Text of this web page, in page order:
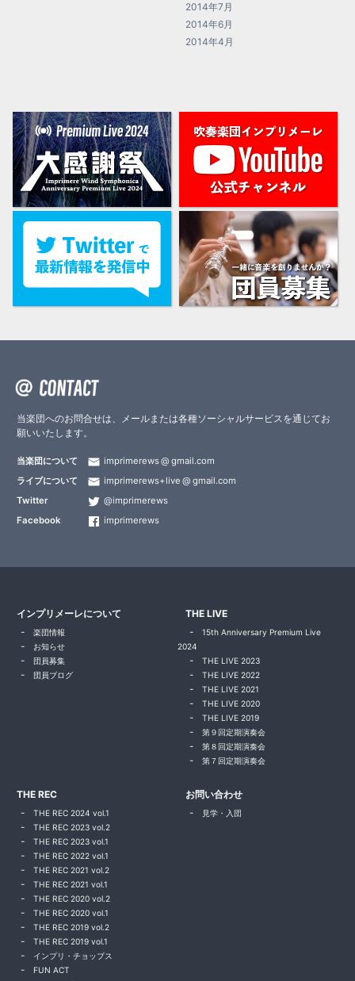
2014年7月
2014年6月
2014年4月
当楽団へのお問合せは、メールまたは各種ソーシャルサービスを通じてお
願いいたします。
当楽団について imprimerews
gmail.com
ライブについて
imprimerews+live
gmail.com
Twitter
@imprimerews
Facebook
imprimerews
インプリメーレについて
楽団情報
お知らせ
団員募集
団員ブログ
THE LIVE
15th Anniversary Premium Live
2024
THE LIVE 2023
THE LIVE 2022
THE LIVE 2021
THE LIVE 2020
THE LIVE 2019
第９回定期演奏会
第８回定期演奏会
第７回定期演奏会
THE REC
THE REC 2024 vol.1
THE REC 2023 vol.2
THE REC 2023 vol.1
THE REC 2022 vol.1
THE REC 2021 vol.2
THE REC 2021 vol.1
THE REC 2020 vol.2
THE REC 2020 vol.1
THE REC 2019 vol.2
THE REC 2019 vol.1
インプリ・チョップス
FUN ACT
お問い合わせ
見学・入団